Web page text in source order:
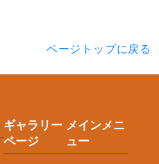
ページトップに戻る
ギャラリー
ページ
メインメニ
ュー